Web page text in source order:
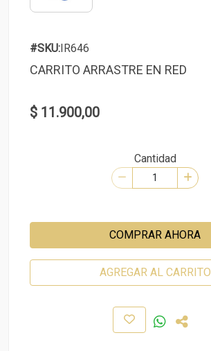
#SKU:IR646
CARRITO ARRASTRE EN RED
$ 11.900,00
Cantidad
COMPRAR AHORA
AGREGAR AL CARRITO